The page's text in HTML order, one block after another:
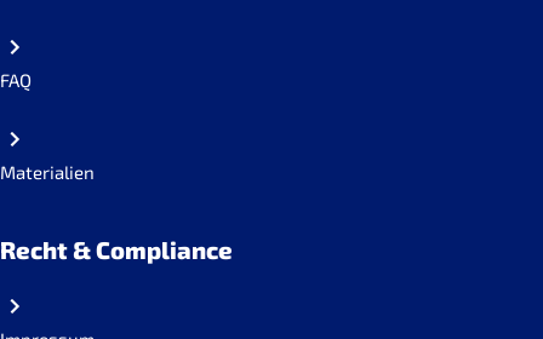
FAQ
Materialien
Recht & Compliance